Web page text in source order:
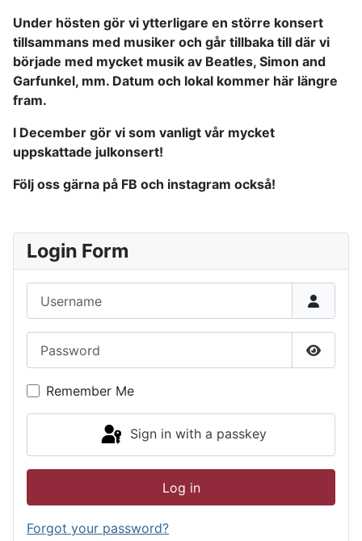
Under hösten gör vi ytterligare en större konsert
tillsammans med musiker och går tillbaka till där vi
började med mycket musik av Beatles, Simon and
Garfunkel, mm. Datum och lokal kommer här längre
fram.
I December gör vi som vanligt vår mycket
uppskattade julkonsert!
Följ oss gärna på FB och instagram också!
Login Form
Show
Remember Me
Sign in with a passkey
Log in
Forgot your password?